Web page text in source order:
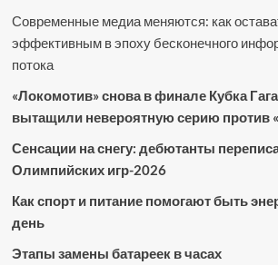
Современные медиа меняются: как
эффективным в эпоху бесконечного
потока
«Локомотив» снова в финале Кубка
вытащили невероятную серию против
Сенсации на снегу: дебютанты
Олимпийских игр-2026
Как спорт и питание помогают быть
день
Этапы замены батареек в часах